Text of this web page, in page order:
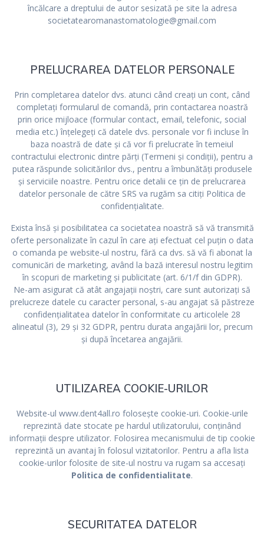
încălcare a dreptului de autor sesizată pe site la adresa
societatearomanastomatologie@gmail.com
PRELUCRAREA DATELOR PERSONALE
Prin completarea datelor dvs. atunci când creați un cont, când
completați formularul de comandă, prin contactarea noastră
prin orice mijloace (formular contact, email, telefonic, social
media etc.) înțelegeți că datele dvs. personale vor fi incluse în
baza noastră de date și că vor fi prelucrate în temeiul
contractului electronic dintre părți (Termeni și condiții), pentru a
putea răspunde solicitărilor dvs., pentru a îmbunătăți produsele
și serviciile noastre. Pentru orice detalii ce țin de prelucrarea
datelor personale de către SRS va rugăm sa citiți Politica de
confidențialitate.
Exista însă și posibilitatea ca societatea noastră să vă transmită
oferte personalizate în cazul în care ați efectuat cel puțin o data
o comanda pe website-ul nostru, fără ca dvs. să vă fi abonat la
comunicări de marketing, având la bază interesul nostru legitim
în scopuri de marketing și publicitate (art. 6/1/f din GDPR).
Ne-am asigurat că atât angajații noștri, care sunt autorizați să
prelucreze datele cu caracter personal, s-au angajat să păstreze
confidențialitatea datelor în conformitate cu articolele 28
alineatul (3), 29 și 32 GDPR, pentru durata angajării lor, precum
și după încetarea angajării.
UTILIZAREA COOKIE-URILOR
Website-ul www.dent4all.ro folosește cookie-uri. Cookie-urile
reprezintă date stocate pe hardul utilizatorului, conţinând
informaţii despre utilizator. Folosirea mecanismului de tip cookie
reprezintă un avantaj în folosul vizitatorilor. Pentru a afla lista
cookie-urilor folosite de site-ul nostru va rugam sa accesați
Politica de confidentialitate.
SECURITATEA DATELOR